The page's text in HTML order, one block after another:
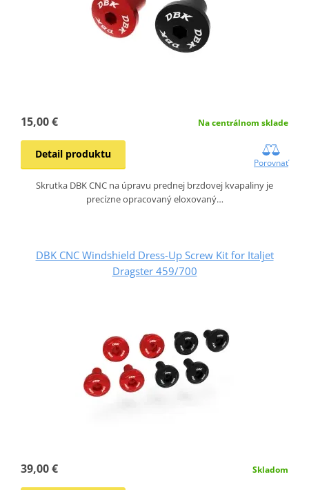
15,00 € Na centrálnom sklade
Detail produktu
Porovnať
Skrutka DBK CNC na úpravu prednej brzdovej kvapaliny je
precízne opracovaný eloxovaný…
DBK CNC Windshield Dress-Up Screw Kit for Italjet
Dragster 459/700
39,00 € Skladom